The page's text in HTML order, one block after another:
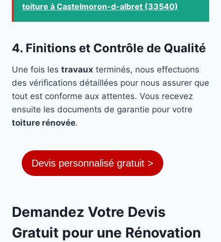
toiture à Castelmoron-d-albret (33540)
4. Finitions et Contrôle de Qualité
Une fois les travaux terminés, nous effectuons
des vérifications détaillées pour nous assurer que
tout est conforme aux attentes. Vous recevez
ensuite les documents de garantie pour votre
toiture rénovée.
Devis personnalisé gratuit >
Demandez Votre Devis
Gratuit pour une Rénovation